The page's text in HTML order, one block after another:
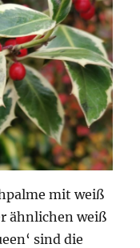
mit weiß
ähnlichen weiß
sind die